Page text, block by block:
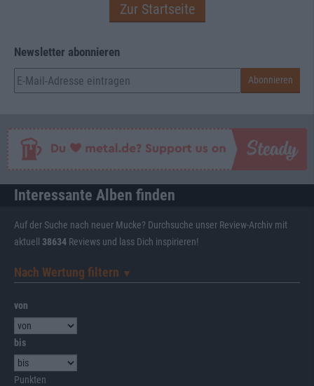
Zur Startseite
Newsletter abonnieren
Interessante Alben finden
Auf der Suche nach neuer Mucke? Durchsuche unser Review-Archiv mit
aktuell 38634 Reviews und lass Dich inspirieren!
Nach Wertung filtern ▼︎
von
bis
Punkten